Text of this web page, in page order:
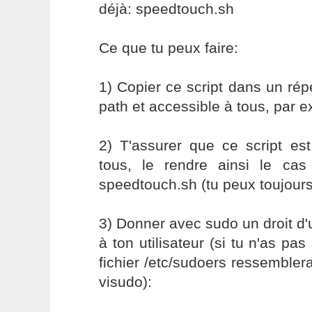
déjà: speedtouch.sh
Ce que tu peux faire:
1) Copier ce script dans un
path et accessible à tous, par
2) T'assurer que ce script
tous, le rendre ainsi le cas
speedtouch.sh (tu peux
3) Donner avec sudo un droit
à ton utilisateur (si tu n'as pas
fichier /etc/sudoers
visudo):